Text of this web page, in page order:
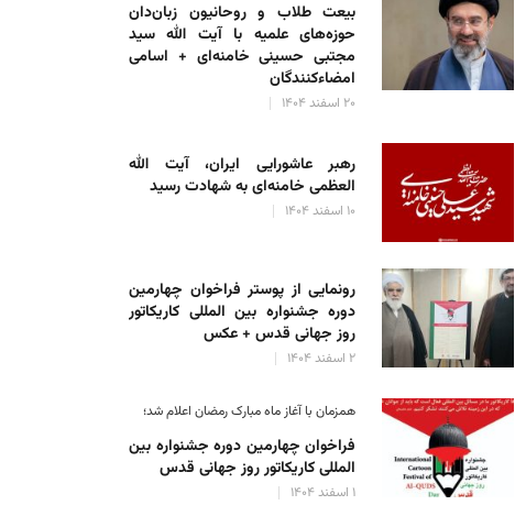
بیعت طلاب و روحانیون زبان‌دان
حوزه‌های علمیه با آیت الله سید
مجتبی حسینی خامنه‌ای + اسامی
امضاءکنندگان
۲۰ اسفند ۱۴۰۴
رهبر عاشورایی ایران، آیت الله
العظمی خامنه‌ای به شهادت رسید
۱۰ اسفند ۱۴۰۴
رونمایی از پوستر فراخوان چهارمین
دوره جشنواره بین المللی کاریکاتور
روز جهانی قدس + عکس
۲ اسفند ۱۴۰۴
همزمان با آغاز ماه مبارک رمضان اعلام شد؛
فراخوان چهارمین دوره جشنواره بین
المللی کاریکاتور روز جهانی قدس
۱ اسفند ۱۴۰۴